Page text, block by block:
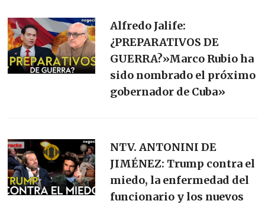
Alfredo Jalife:
¿PREPARATIVOS DE
GUERRA?»Marco Rubio ha
sido nombrado el próximo
gobernador de Cuba»
NTV. ANTONINI DE
JIMÉNEZ: Trump contra el
miedo, la enfermedad del
funcionario y los nuevos